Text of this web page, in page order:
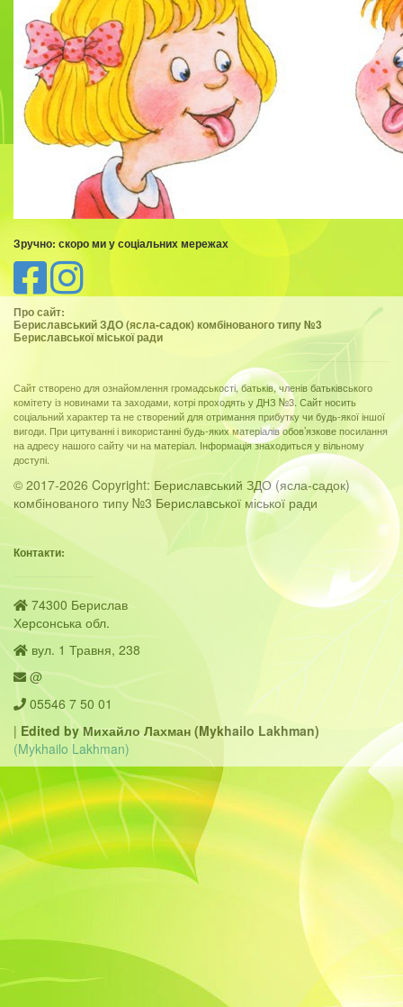
Зручно: скоро ми у соціальних мережах
Про сайт:
Бериславський ЗДО (ясла-садок) комбінованого типу №3
Бериславської міської ради
Сайт створено для ознайомлення громадськості, батьків, членів батьківського
комітету із новинами та заходами, котрі проходять у ДНЗ №3. Сайт носить
соціальний характер та не створений для отримання прибутку чи будь-якої іншої
вигоди. При цитуванні і використанні будь-яких матеріалів обов’язкове посилання
на адресу нашого сайту чи на матеріал. Інформація знаходиться у вільному
доступі.
© 2017-2026 Copyright: Бериславський ЗДО (ясла-садок)
комбінованого типу №3 Бериславської міської ради
Контакти:
74300 Берислав
Херсонська обл.
вул. 1 Травня, 238
@
05546 7 50 01
| Edited by Михайло Лахман (Mykhailo Lakhman)
(Mykhailo Lakhman)